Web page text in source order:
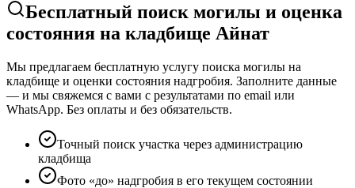
Бесплатный поиск могилы и оценка
состояния на кладбище Айнат
Мы предлагаем бесплатную услугу поиска могилы на
кладбище и оценки состояния надгробия. Заполните данные
— и мы свяжемся с вами с результатами по email или
WhatsApp. Без оплаты и без обязательств.
Точный поиск участка через администрацию
кладбища
Фото «до» надгробия в его текущем состоянии